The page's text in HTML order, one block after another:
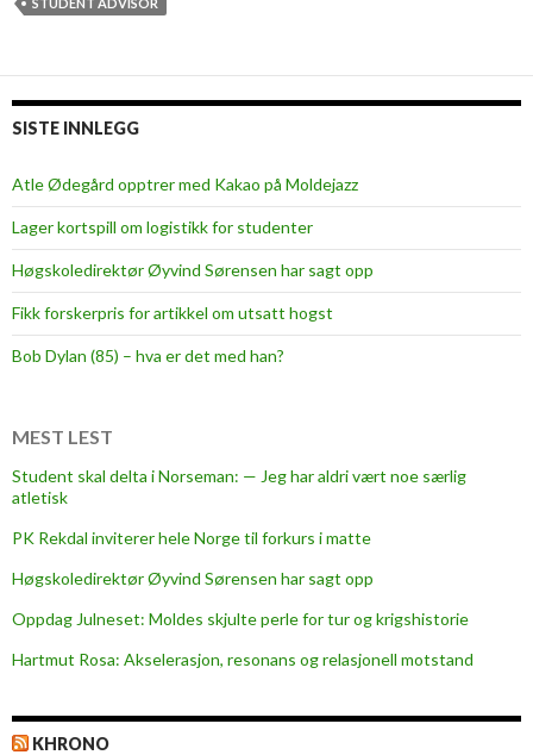
s
s
q
i
s
SISTE INNLEGG
Atle Ødegård opptrer med Kakao på Moldejazz
Lager kortspill om logistikk for studenter
Høgskoledirektør Øyvind Sørensen har sagt opp
Fikk forskerpris for artikkel om utsatt hogst
Bob Dylan (85) – hva er det med han?
MEST LEST
Student skal delta i Norseman: — Jeg har aldri vært noe særlig
atletisk
PK Rekdal inviterer hele Norge til forkurs i matte
Høgskoledirektør Øyvind Sørensen har sagt opp
Oppdag Julneset: Moldes skjulte perle for tur og krigshistorie
Hartmut Rosa: Akselerasjon, resonans og relasjonell motstand
KHRONO